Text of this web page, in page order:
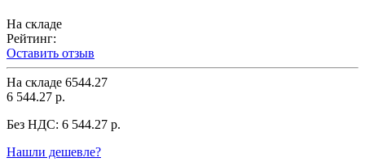
На складе
Рейтинг:
Оставить отзыв
На складе 6544.27
6 544.27 р.
Без НДС: 6 544.27 р.
Нашли дешевле?